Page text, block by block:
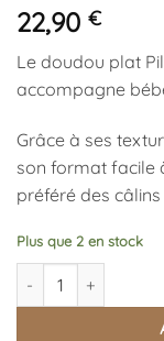
22,90 €
Le doudou plat
accompagne
Grâce à ses
son format facile
préféré des
Plus que 2 en stock
quantité de